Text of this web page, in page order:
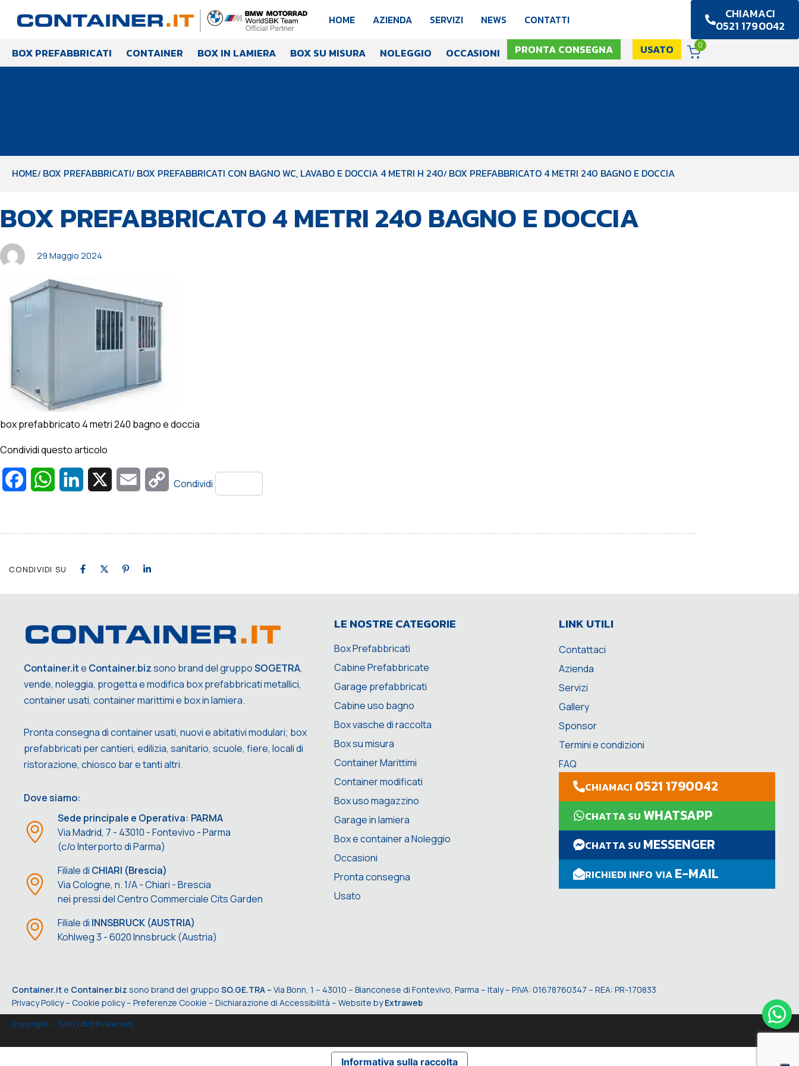
HOME AZIENDA SERVIZI NEWS CONTATTI CHIAMACI
0521 1790042
BOX PREFABBRICATI CONTAINER BOX IN LAMIERA BOX SU MISURA NOLEGGIO OCCASIONI PRONTA CONSEGNA USATO 0
HOME BOX PREFABBRICATI BOX PREFABBRICATI CON BAGNO WC, LAVABO E DOCCIA 4 METRI H 240 BOX PREFABBRICATO 4 METRI 240 BAGNO E DOCCIA
IN:
BOX PREFABBRICATO 4 METRI 240 BAGNO E DOCCIA
il:
29 Maggio 2024
box prefabbricato 4 metri 240 bagno e doccia
Condividi questo articolo
FacebookWhatsAppLinkedIn Email
Copy
Condividi
CONDIVIDI SU
Container.ite Container.bizsono brand del gruppoSOGETRA,
vende, noleggia, progetta e modifica box prefabbricati metallici,
container usati, container marittimi e box in lamiera.
Pronta consegna di container usati, nuovi e abitativi modulari; box
prefabbricati per cantieri, edilizia, sanitario, scuole, fiere, locali di
ristorazione, chiosco bar e tanti altri.
Dove siamo:
Sede principale e Operativa: PARMA
Via Madrid, 7 - 43010 - Fontevivo - Parma
(c/o Interporto di Parma)
Filiale di CHIARI (Brescia)
Via Cologne, n. 1/A - Chiari - Brescia
nei pressi del Centro Commerciale Cits Garden
Filiale di INNSBRUCK (AUSTRIA)
Kohlweg 3 - 6020 Innsbruck (Austria)
LE NOSTRE CATEGORIE
Box Prefabbricati
Cabine Prefabbricate
Garage prefabbricati
Cabine uso bagno
Box vasche di raccolta
Box su misura
Container Marittimi
Container modificati
Box uso magazzino
Garage in lamiera
Box e container a Noleggio
Occasioni
Pronta consegna
Usato
LINK UTILI
Contattaci
Azienda
Servizi
Gallery
Sponsor
Termini e condizioni
FAQ
CHIAMACI 0521 1790042
CHATTA SUWHATSAPP
CHATTA SU MESSENGER
RICHIEDI INFO VIA E-MAIL
Container.it e Container.biz sono brand del gruppo SO.GE.TRA – Via Bonn, 1 – 43010 – Bianconese di Fontevivo, Parma – Italy – P.IVA: 01678760347 – REA: PR-170833
Privacy Policy– Cookie policy– Preferenze Cookie – Dichiarazione di Accessibilità – Website byExtraweb
Copyright - Tutti i diritti riservati
Informativa sulla raccolta